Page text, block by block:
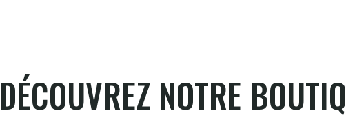
DÉCOUVREZ NOTRE